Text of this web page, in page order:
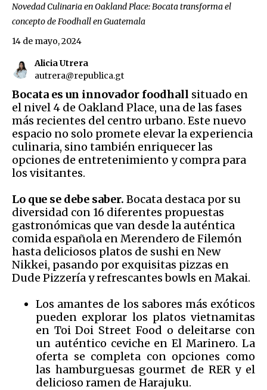
Novedad Culinaria en Oakland Place: Bocata transforma el
concepto de Foodhall en Guatemala
Alicia Utrera
autrera@republica.gt
14 de mayo, 2024
Bocata es un innovador foodhall situado en
el nivel 4 de Oakland Place, una de las fases
más recientes del centro urbano. Este nuevo
espacio no solo promete elevar la experiencia
culinaria, sino también enriquecer las
opciones de entretenimiento y compra para
los visitantes.
Lo que se debe saber. Bocata destaca por su
diversidad con 16 diferentes propuestas
gastronómicas que van desde la auténtica
comida española en Merendero de Filemón
hasta deliciosos platos de sushi en New
Nikkei, pasando por exquisitas pizzas en
Dude Pizzería y refrescantes bowls en Makai.
Los amantes de los sabores más exóticos
pueden explorar los platos vietnamitas
en Toi Doi Street Food o deleitarse con
un auténtico ceviche en El Marinero. La
oferta se completa con opciones como
las hamburguesas gourmet de RER y el
delicioso ramen de Harajuku.